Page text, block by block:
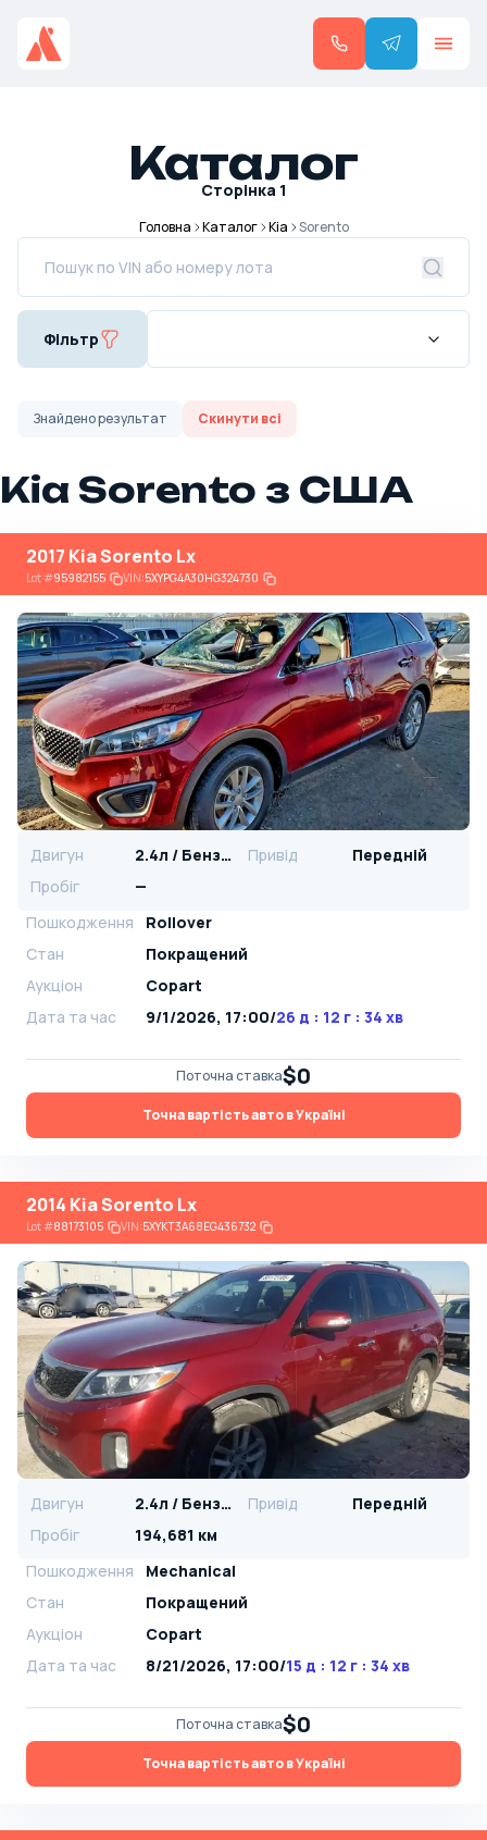
Каталог
Сторінка 1
Головна Каталог Kia Sorento
Фільтр
Знайденорезультат Скинути всі
Kia Sorento з США
2017 Kia Sorento Lx
Lot#95982155 VIN:5XYPG4A30HG324730
Двигун 2.4л / Бензин Привід
Передній
Пробіг
—
Пошкодження
Rollover
Стан
Покращений
Аукціон
Copart
Дата та час
9/1/2026, 17:00/26 д : 12 г : 34 хв
Поточна ставка$0
Точна вартість авто в Україні
2014 Kia Sorento Lx
Lot#88173105 VIN:5XYKT3A68EG436732
Двигун 2.4л / Бензин Привід
Передній
Пробіг
194,681 км
Пошкодження
Mechanical
Стан
Покращений
Аукціон
Copart
Дата та час
8/21/2026, 17:00/15 д : 12 г : 34 хв
Поточна ставка$0
Точна вартість авто в Україні